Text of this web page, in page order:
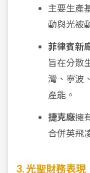
主要生產
動與光被
菲律賓新
旨在分散
灣、寧波
產能。
捷克廠擁
合併英飛
3. 光聖財務表現